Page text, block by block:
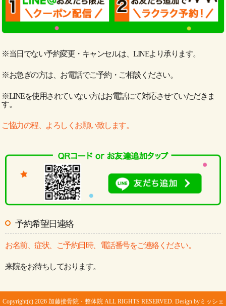
※当日でない予約変更・キャンセルは、LINEより承ります。
※お急ぎの方は、お電話でご予約・ご相談ください。
※LINEを使用されていない方はお電話にて対応させていただきま
す。
ご協力の程、よろしくお願い致します。
予約希望日連絡
お名前、症状、ご予約日時、電話番号をご連絡ください。
来院をお待ちしております。
Copyright(c) 2026 加藤接骨院・整体院 ALL RIGHTS RESERVED. Design byミッシェ